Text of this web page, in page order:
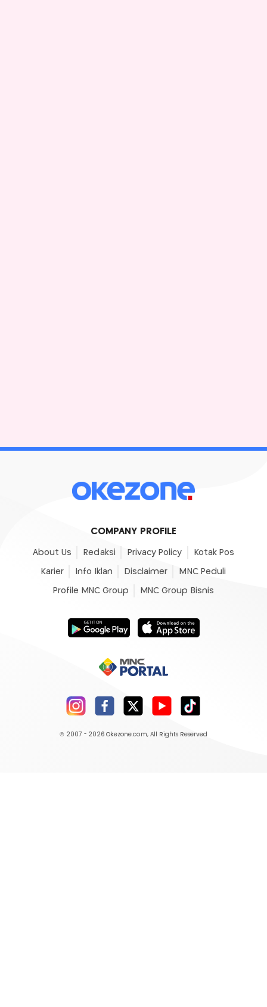
COMPANY PROFILE
About Us Redaksi Privacy Policy Kotak Pos
Karier Info Iklan Disclaimer MNC Peduli
Profile MNC Group MNC Group Bisnis
© 2007 - 2026 Okezone.com, All Rights Reserved